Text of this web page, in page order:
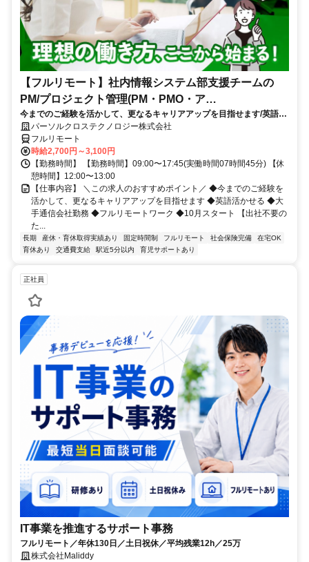
【フルリモート】社内情報システム部支援チームの
PM/プロジェクト管理(PM・PMO・ア
シ)_N260774362
今までのご経験を活かして、更なるキャリアアップを目指せます/英語活
かせる/大手通信会社勤務/フルリモートワーク/10月スタート
パーソルクロステクノロジー株式会社
フルリモート
時給2,700円～3,100円
【勤務時間】 【勤務時間】09:00〜17:45(実働時間07時間45分) 【休
憩時間】12:00〜13:00
【仕事内容】 ＼この求人のおすすめポイント／ ◆今までのご経験を
活かして、更なるキャリアアップを目指せます ◆英語活かせる ◆大
手通信会社勤務 ◆フルリモートワーク ◆10月スタート 【出社不要の
た...
長期 産休・育休取得実績あり 固定時間制 フルリモート 社会保険完備
在宅OK
育休あり
交通費支給 駅近5分以内 育児サポートあり
正社員
IT事業を推進するサポート事務
フルリモート／年休130日／土日祝休／平均残業12h／25万
株式会社Maliddy